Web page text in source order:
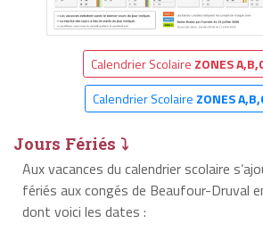
Calendrier Scolaire ZONES
Calendrier Scolaire ZONES
Jours Fériés ⤵
Aux vacances du calendrier scolaire
fériés aux congés de Beaufour-Druval
dont voici les dates :